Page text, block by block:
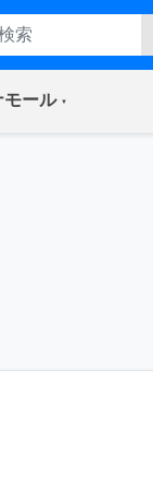
モール(current)